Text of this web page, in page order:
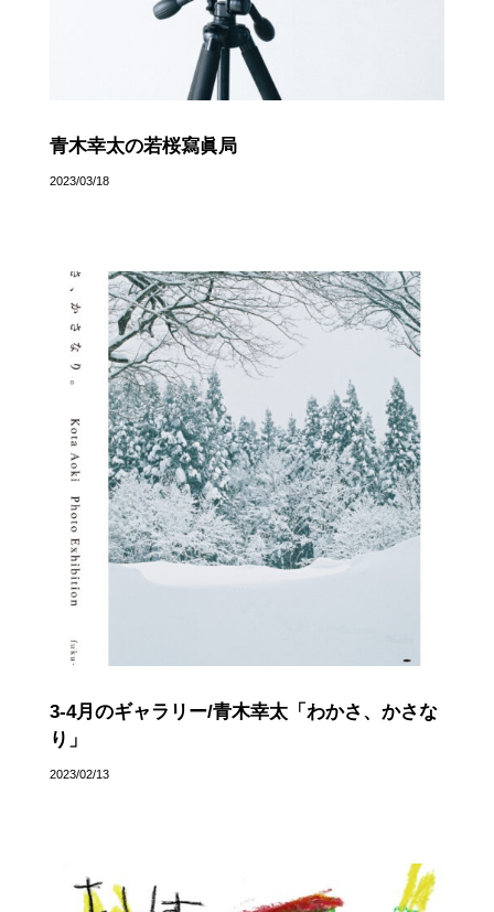
青木幸太の若桜寫眞局
2023/03/18
3-4月のギャラリー/青木幸太「わかさ、かさな
り」
2023/02/13